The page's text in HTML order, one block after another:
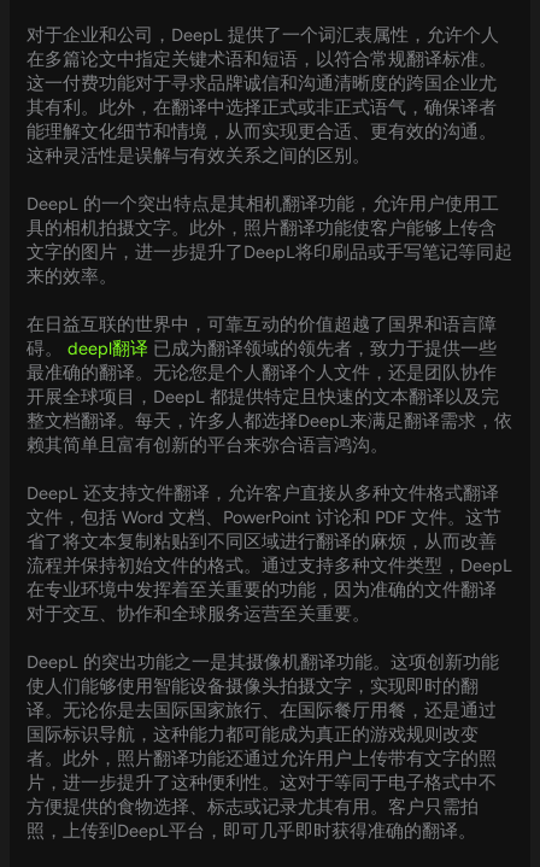
对于企业和公司，DeepL 提供了一个词汇表属性，允许个人
在多篇论文中指定关键术语和短语，以符合常规翻译标准。
这一付费功能对于寻求品牌诚信和沟通清晰度的跨国企业尤
其有利。此外，在翻译中选择正式或非正式语气，确保译者
能理解文化细节和情境，从而实现更合适、更有效的沟通。
这种灵活性是误解与有效关系之间的区别。
DeepL 的一个突出特点是其相机翻译功能，允许用户使用工
具的相机拍摄文字。此外，照片翻译功能使客户能够上传含
文字的图片，进一步提升了DeepL将印刷品或手写笔记等同起
来的效率。
在日益互联的世界中，可靠互动的价值超越了国界和语言障
碍。deepl翻译 已成为翻译领域的领先者，致力于提供一些
最准确的翻译。无论您是个人翻译个人文件，还是团队协作
开展全球项目，DeepL 都提供特定且快速的文本翻译以及完
整文档翻译。每天，许多人都选择DeepL来满足翻译需求，依
赖其简单且富有创新的平台来弥合语言鸿沟。
DeepL 还支持文件翻译，允许客户直接从多种文件格式翻译
文件，包括 Word 文档、PowerPoint 讨论和 PDF 文件。这节
省了将文本复制粘贴到不同区域进行翻译的麻烦，从而改善
流程并保持初始文件的格式。通过支持多种文件类型，DeepL
在专业环境中发挥着至关重要的功能，因为准确的文件翻译
对于交互、协作和全球服务运营至关重要。
DeepL 的突出功能之一是其摄像机翻译功能。这项创新功能
使人们能够使用智能设备摄像头拍摄文字，实现即时的翻
译。无论你是去国际国家旅行、在国际餐厅用餐，还是通过
国际标识导航，这种能力都可能成为真正的游戏规则改变
者。此外，照片翻译功能还通过允许用户上传带有文字的照
片，进一步提升了这种便利性。这对于等同于电子格式中不
方便提供的食物选择、标志或记录尤其有用。客户只需拍
照，上传到DeepL平台，即可几乎即时获得准确的翻译。